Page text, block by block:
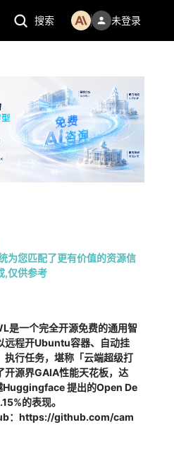
搜索 未登录
为您匹配了更有价值的资源信
,仅供参考
是一个完全开源免费的通用智
远程开Ubuntu容器、自动挂
执行任务，堪称「云端超级打
开源界GAIA性能天花板，达
Huggingface 提出的Open De
的表现。
：https://github.com/cam